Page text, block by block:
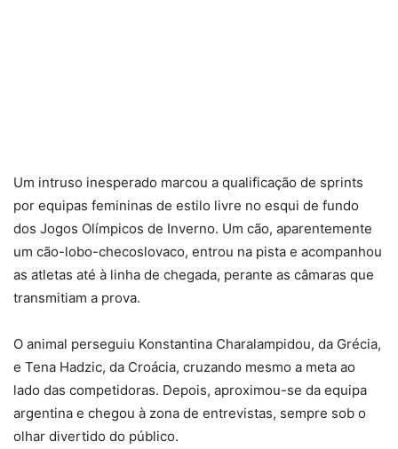
Um intruso inesperado marcou a qualificação de sprints
por equipas femininas de estilo livre no esqui de fundo
dos Jogos Olímpicos de Inverno. Um cão, aparentemente
um cão-lobo-checoslovaco, entrou na pista e acompanhou
as atletas até à linha de chegada, perante as câmaras que
transmitiam a prova.
O animal perseguiu Konstantina Charalampidou, da Grécia,
e Tena Hadzic, da Croácia, cruzando mesmo a meta ao
lado das competidoras. Depois, aproximou-se da equipa
argentina e chegou à zona de entrevistas, sempre sob o
olhar divertido do público.